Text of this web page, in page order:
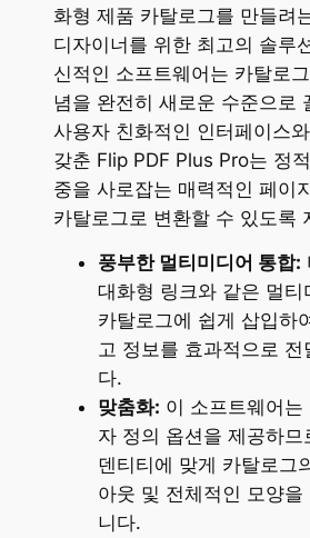
화형 제품 카탈로그를 만들려
디자이너를 위한 최고의 솔루
신적인 소프트웨어는 카탈로
념을 완전히 새로운 수준으로
사용자 친화적인 인터페이스
갖춘 Flip PDF Plus Pro는 정
중을 사로잡는 매력적인 페이
카탈로그로 변환할 수 있도록
풍부한 멀티미디어 통합:
대화형 링크와 같은 멀티
카탈로그에 쉽게 삽입하
고 정보를 효과적으로 전
다.
맞춤화: 이 소프트웨어는
자 정의 옵션을 제공하므
덴티티에 맞게 카탈로그
아웃 및 전체적인 모양을
니다.